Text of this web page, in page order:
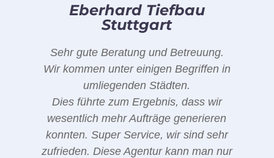
Eberhard Tiefbau
Stuttgart
Sehr gute Beratung und Betreuung.
Wir kommen unter einigen Begriffen in
umliegenden Städten.
Dies führte zum Ergebnis, dass wir
wesentlich mehr Aufträge generieren
konnten. Super Service, wir sind sehr
zufrieden. Diese Agentur kann man nur